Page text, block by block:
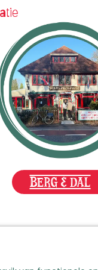
BERG & DAL